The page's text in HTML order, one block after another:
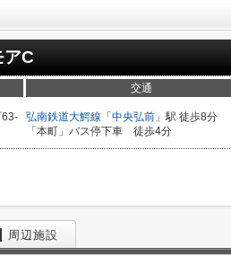
アC
交通
63-
弘南鉄道大鰐線 「 中央弘前 」駅 徒歩8分
「本町」バス停下車 徒歩4分
周辺施設